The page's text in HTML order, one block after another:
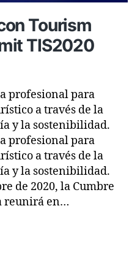
Tourism
TIS2020
profesional para
a través de la
y la sostenibilidad.
profesional para
a través de la
y la sostenibilidad.
de 2020, la Cumbre
reunirá en…